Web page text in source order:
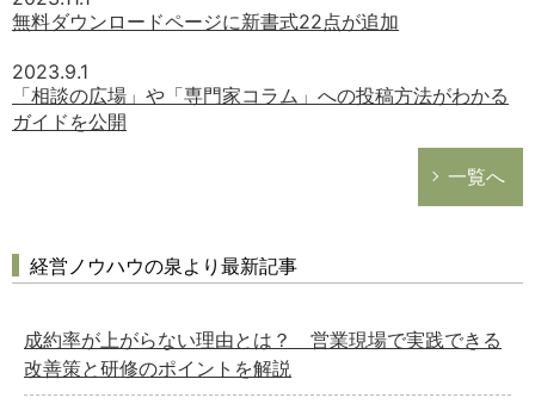
無料ダウンロードページに新書式22点が追加
2023.9.1
「相談の広場」や「専門家コラム」への投稿方法がわかる
ガイドを公開
一覧へ
経営ノウハウの泉より最新記事
成約率が上がらない理由とは？ 営業現場で実践できる
改善策と研修のポイントを解説